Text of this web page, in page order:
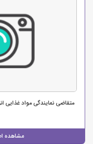
مشاهده
متقاضی نمایندگی مواد غذایی